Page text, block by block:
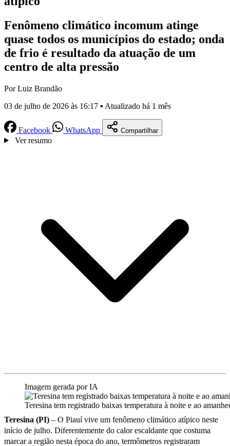
Fenômeno climático incomum atinge
quase todos os municípios do estado; onda
de frio é resultado da atuação de um
centro de alta pressão
Por Luiz Brandão
03 de julho de 2026 às 16:17 ▪ Atualizado há 1 mês
Facebook WhatsApp Compartilhar
Ver resumo
Imagem gerada por IA
Teresina tem registrado baixas temperatura à noite e ao
Teresina (PI) – O Piauí vive um fenômeno climático atípico neste
início de julho. Diferentemente do calor escaldante que costuma
marcar a região nesta época do ano, termômetros registraram